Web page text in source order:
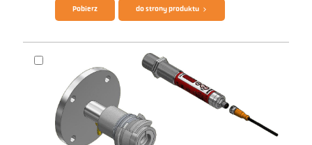
Pobierz do strony produktu